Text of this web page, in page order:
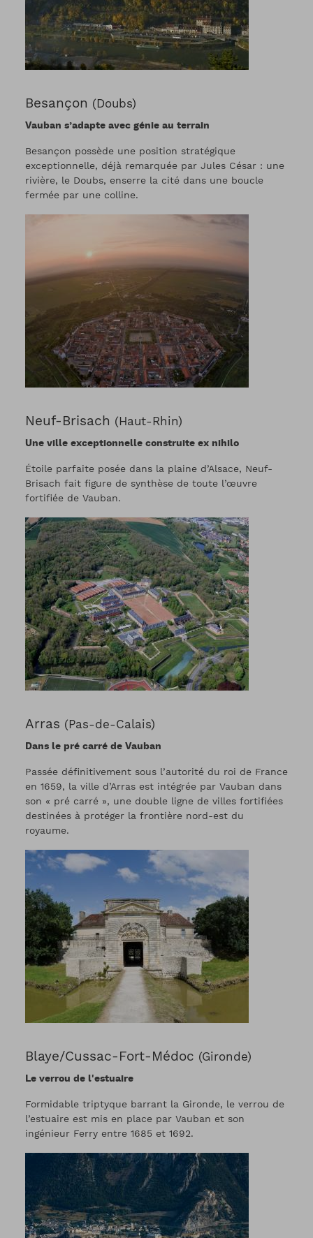
Besançon (Doubs)
Vauban s’adapte avec génie au terrain
Besançon possède une position stratégique
exceptionnelle, déjà remarquée par Jules César : une
rivière, le Doubs, enserre la cité dans une boucle
fermée par une colline.
Neuf-Brisach (Haut-Rhin)
Une ville exceptionnelle construite ex nihilo
Étoile parfaite posée dans la plaine d’Alsace, Neuf-
Brisach fait figure de synthèse de toute l’œuvre
fortifiée de Vauban.
Arras (Pas-de-Calais)
Dans le pré carré de Vauban
Passée définitivement sous l’autorité du roi de France
en 1659, la ville d’Arras est intégrée par Vauban dans
son « pré carré », une double ligne de villes fortifiées
destinées à protéger la frontière nord-est du
royaume.
Blaye/Cussac-Fort-Médoc (Gironde)
Le verrou de l'estuaire
Formidable triptyque barrant la Gironde, le verrou de
l’estuaire est mis en place par Vauban et son
ingénieur Ferry entre 1685 et 1692.